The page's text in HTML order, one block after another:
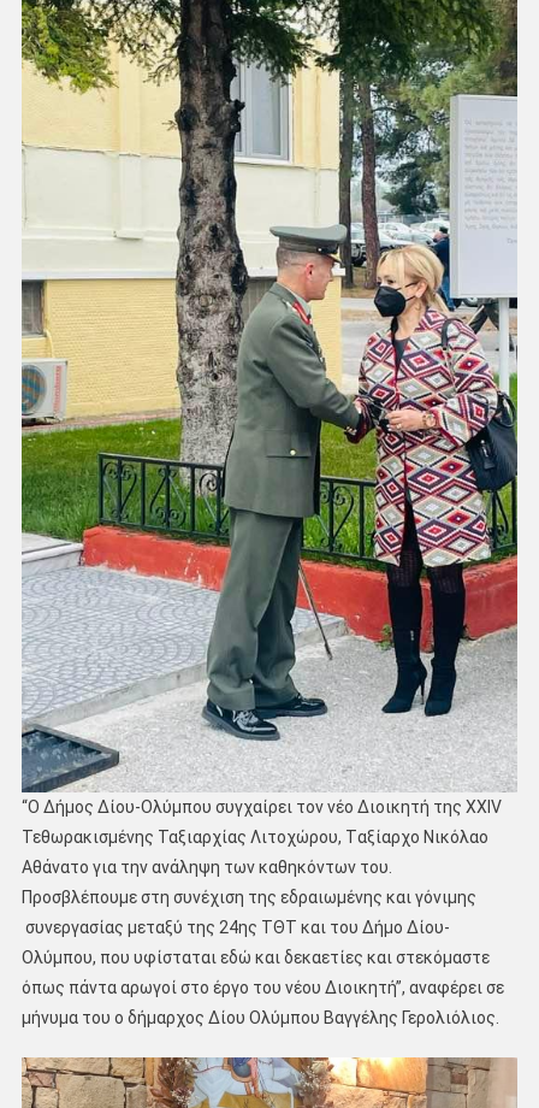
“Ο Δήμος Δίου-Ολύμπου συγχαίρει τον νέο Διοικητή της ΧΧΙV
Τεθωρακισμένης Ταξιαρχίας Λιτοχώρου, Tαξίαρχο Νικόλαο
Αθάνατο για την ανάληψη των καθηκόντων του.
Προσβλέπουμε στη συνέχιση της εδραιωμένης και γόνιμης
συνεργασίας μεταξύ της 24ης ΤΘΤ και του Δήμο Δίου-
Ολύμπου, που υφίσταται εδώ και δεκαετίες και στεκόμαστε
όπως πάντα αρωγοί στο έργο του νέου Διοικητή”, αναφέρει σε
μήνυμα του ο δήμαρχος Δίου Ολύμπου Βαγγέλης Γερολιόλιος.